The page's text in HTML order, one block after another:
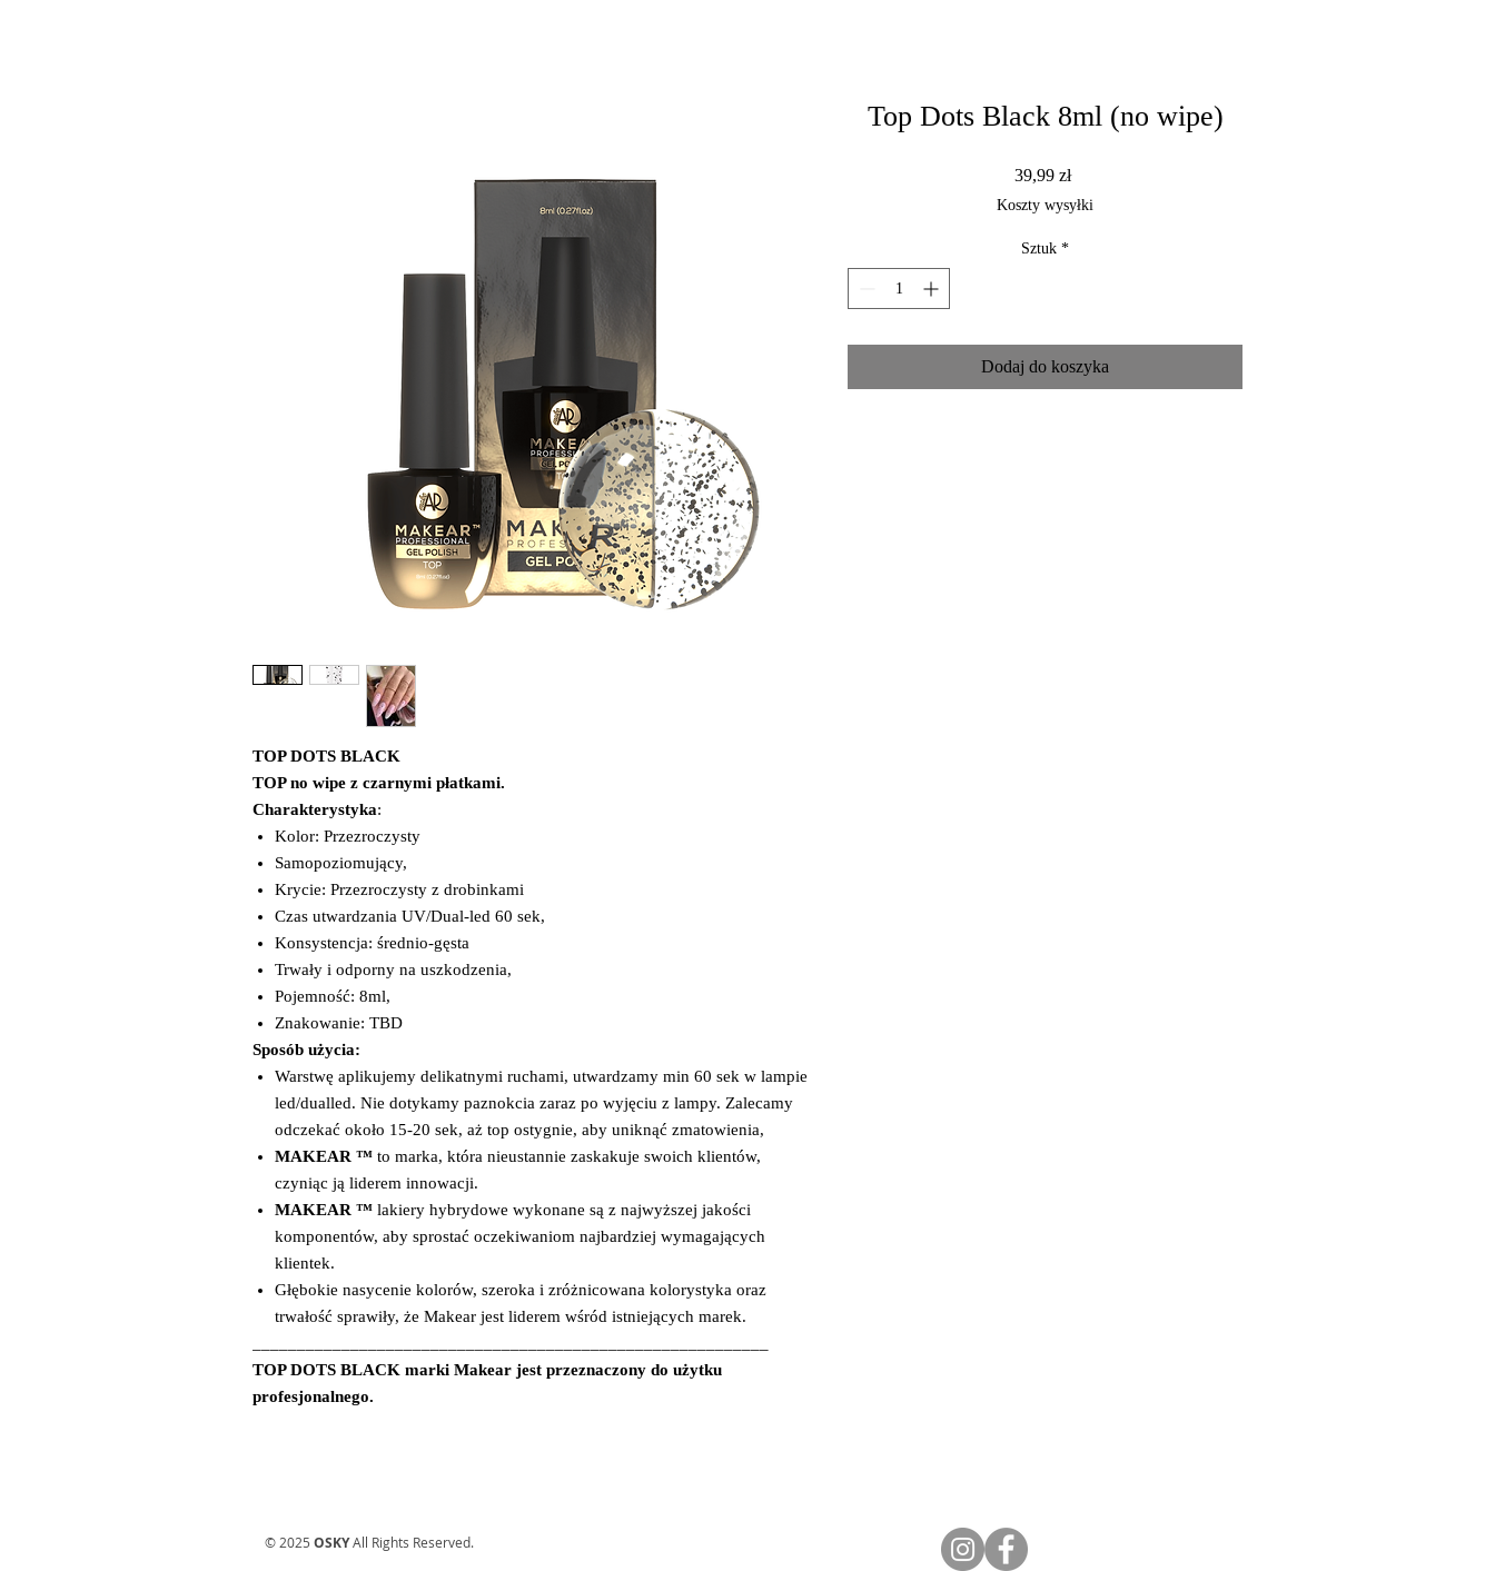
TOP DOTS BLACK
TOP no wipe z czarnymi płatkami.
Charakterystyka:
Kolor: Przezroczysty
Samopoziomujący,
Krycie: Przezroczysty z drobinkami
Czas utwardzania UV/Dual-led 60 sek,
Konsystencja: średnio-gęsta
Trwały i odporny na uszkodzenia,
Pojemność: 8ml,
Znakowanie: TBD
Sposób użycia:
Warstwę aplikujemy delikatnymi ruchami, utwardzamy min 60 sek w lampie
led/dualled. Nie dotykamy paznokcia zaraz po wyjęciu z lampy. Zalecamy
odczekać około 15-20 sek, aż top ostygnie, aby uniknąć zmatowienia,
MAKEAR ™ to marka, która nieustannie zaskakuje swoich klientów,
czyniąc ją liderem innowacji.
MAKEAR ™ lakiery hybrydowe wykonane są z najwyższej jakości
komponentów, aby sprostać oczekiwaniom najbardziej wymagających
klientek.
Głębokie nasycenie kolorów, szeroka i zróżnicowana kolorystyka oraz
trwałość sprawiły, że Makear jest liderem wśród istniejących marek.
TOP DOTS BLACK marki Makear jest przeznaczony do użytku
profesjonalnego.
Top Dots Black 8ml (no wipe)
39,99 złCena
Koszty wysyłki
Sztuk *
Dodaj do koszyka
© 2025 OSKYAll Rights Reserved.